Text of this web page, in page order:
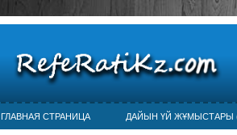
ГЛАВНАЯ СТРАНИЦА ДАЙЫН ҮЙ ЖҰМЫСТАРЫ